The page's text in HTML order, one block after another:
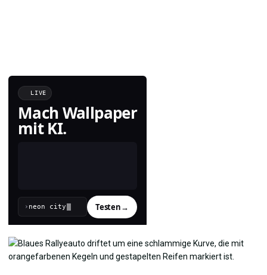
LIVE
Mach Wallpaper
mit KI.
› Testen